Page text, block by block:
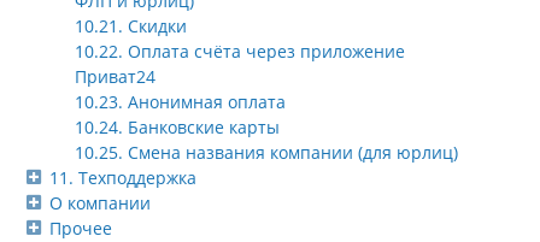
10.21. Скидки
10.22. Оплата счёта через приложение
Приват24
10.23. Анонимная оплата
10.24. Банковские карты
10.25. Смена названия компании (для юрлиц)
11. Техподдержка
О компании
Прочее